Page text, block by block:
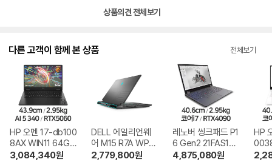
상품의견 전체보기
다른 고객이 함께 본 상품 전체보기
HP 오멘 17-db100
8AX WIN11 64GB
램 SSD 512GB
3,084,340원
DELL 에일리언웨
어 M15 R7A WP0
5KR SSD 1TB
2,779,800원
레노버 씽크패드 P1
6 Gen2 21FAS1M1
00 리퍼비시
4,875,080원
HP